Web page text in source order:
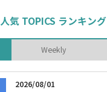
人気 TOPICS ランキング
Weekly
2026/08/01